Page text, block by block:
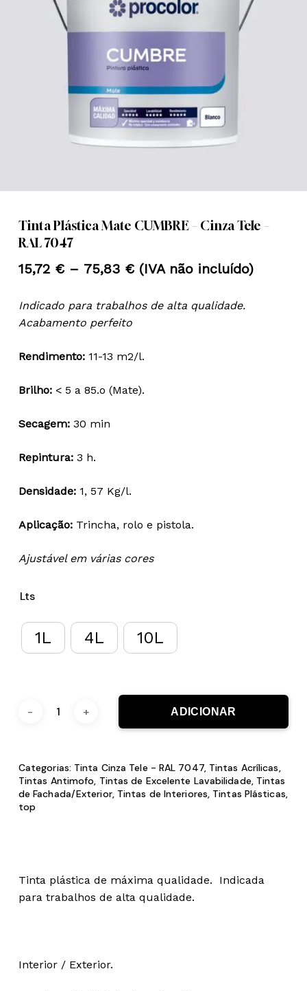
Tinta Plástica Mate CUMBRE – Cinza Tele –
RAL 7047
15,72 € – 75,83 €Price
15,72 €
75,83 €
(IVA não incluído)
Indicado para trabalhos de alta qualidade.
Acabamento perfeito
Rendimento:11-13 m2/l.
Brilho:< 5 a 85.o (Mate).
Secagem:30 min
Repintura:3 h.
Densidade:1, 57 Kg/l.
Aplicação:Trincha, rolo e pistola.
Ajustável em várias cores
Lts
1L 4L 10L
ADICIONAR
Categorias: Tinta Cinza Tele - RAL 7047, Tintas Acrílicas,
Tintas Antimofo, Tintas de Excelente Lavabilidade, Tintas
de Fachada/Exterior, Tintas de Interiores, Tintas Plásticas,
top
Tinta plástica de máxima qualidade. Indicada
para trabalhos de alta qualidade.
Interior / Exterior.
Nome*
Email*